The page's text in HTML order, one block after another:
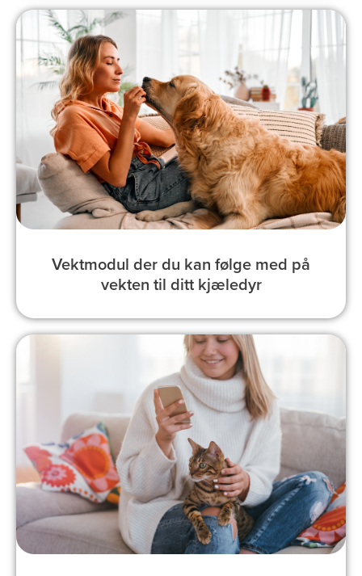
Vektmodul der du kan følge med på
vekten til ditt kjæledyr